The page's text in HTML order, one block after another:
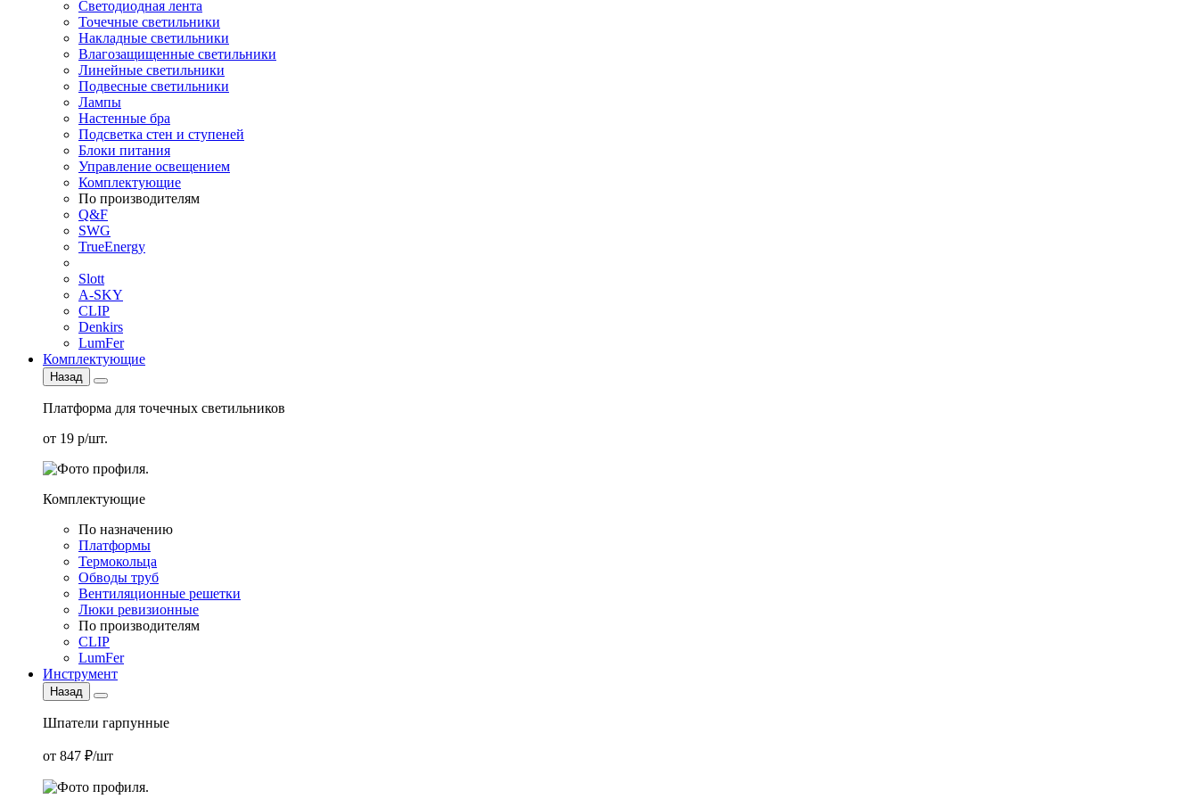
Светодиодная лента
Точечные светильники
Накладные светильники
Влагозащищенные светильники
Линейные светильники
Подвесные светильники
Лампы
Настенные бра
Подсветка стен и ступеней
Блоки питания
Управление освещением
Комплектующие
По производителям
Q&F
SWG
TrueEnergy
Slott
A-SKY
CLIP
Denkirs
LumFer
Комплектующие
Назад
Платформа для точечных светильников
от 19 р/шт.
Комплектующие
По назначению
Платформы
Термокольца
Обводы труб
Вентиляционные решетки
Люки ревизионные
По производителям
CLIP
LumFer
Инструмент
Назад
Шпатели гарпунные
от 847 ₽/шт